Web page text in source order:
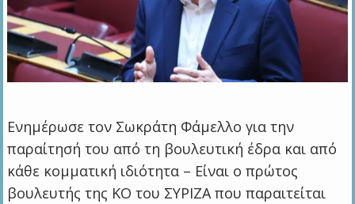
Ενημέρωσε τον Σωκράτη Φάμελλο για την
παραίτησή του από τη βουλευτική έδρα και από
κάθε κομματική ιδιότητα – Είναι ο πρώτος
βουλευτής της ΚΟ του ΣΥΡΙΖΑ που παραιτείται